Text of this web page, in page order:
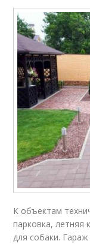
К объектам
парковка, летняя
для собаки.